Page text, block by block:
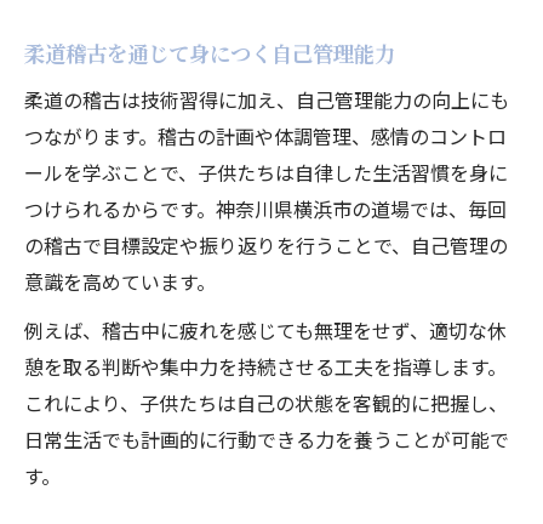
柔道稽古を通じて身につく自己管理能力
柔道の稽古は技術習得に加え、自己管理能力の向上にも
つながります。稽古の計画や体調管理、感情のコントロ
ールを学ぶことで、子供たちは自律した生活習慣を身に
つけられるからです。神奈川県横浜市の道場では、毎回
の稽古で目標設定や振り返りを行うことで、自己管理の
意識を高めています。
例えば、稽古中に疲れを感じても無理をせず、適切な休
憩を取る判断や集中力を持続させる工夫を指導します。
これにより、子供たちは自己の状態を客観的に把握し、
日常生活でも計画的に行動できる力を養うことが可能で
す。